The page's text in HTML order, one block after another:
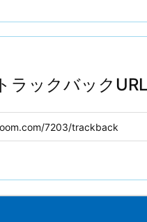
ラックバックURL